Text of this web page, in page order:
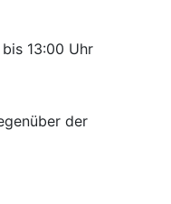
13:00 Uhr
der